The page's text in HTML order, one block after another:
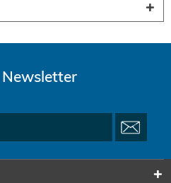
Newsletter